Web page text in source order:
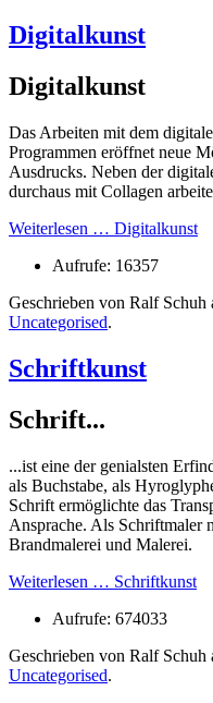
Digitalkunst
Digitalkunst
Das Arbeiten mit dem
Programmen eröffnet neue
Ausdrucks. Neben der
durchaus mit Collagen
Weiterlesen … Digitalkunst
Aufrufe: 16357
Geschrieben von Ralf Schuh
Uncategorised.
Schriftkunst
Schrift...
...ist eine der genialsten
als Buchstabe, als
Schrift ermöglichte das
Ansprache. Als Schriftmaler
Brandmalerei und Malerei.
Weiterlesen … Schriftkunst
Aufrufe: 674033
Geschrieben von Ralf Schuh
Uncategorised.